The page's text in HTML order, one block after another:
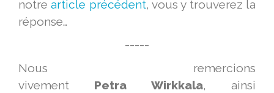
notrearticle précédent, vous y trouverez la
réponse…
-----
Nous remercions
vivement Petra Wirkkala, ainsi